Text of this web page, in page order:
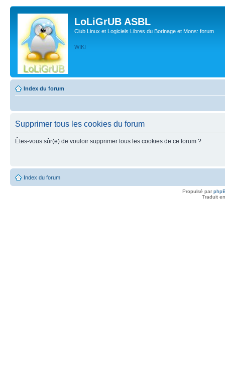
LoLiGrUB ASBL
Club Linux et Logiciels Libres du Borinage et Mons: forum
WIKI
Index du forum
Supprimer tous les cookies du forum
Êtes-vous sûr(e) de vouloir supprimer tous les cookies de ce forum ?
Index du forum
Propulsé par
Traduit